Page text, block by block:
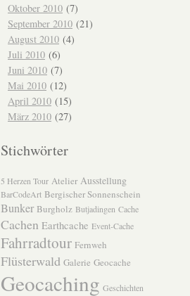
Oktober 2010 (7)
September 2010 (21)
August 2010 (4)
Juli 2010 (6)
Juni 2010 (7)
Mai 2010 (12)
April 2010 (15)
März 2010 (27)
Stichwörter
5 Herzen Tour Atelier Ausstellung
BarCodeArt Bergischer Sonnenschein
Bunker Burgholz Butjadingen Cache
Cachen Earthcache Event-Cache
Fahrradtour Fernweh
Flüsterwald Galerie Geocache
Geocaching Geschichten